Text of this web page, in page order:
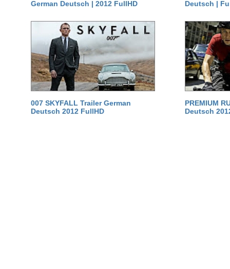
German Deutsch | 2012 FullHD
Deutsch |
007 SKYFALL Trailer German
Deutsch 2012 FullHD
PREMIUM
Deutsch